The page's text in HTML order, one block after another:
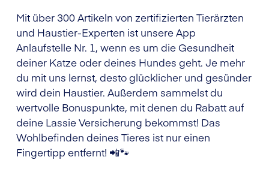
Mit über 300 Artikeln von zertifizierten Tierärzten
und Haustier-Experten ist unsere App
Anlaufstelle Nr. 1, wenn es um die Gesundheit
deiner Katze oder deines Hundes geht. Je mehr
du mit uns lernst, desto glücklicher und gesünder
wird dein Haustier. Außerdem sammelst du
wertvolle Bonuspunkte, mit denen du Rabatt auf
deine Lassie Versicherung bekommst! Das
Wohlbefinden deines Tieres ist nur einen
Fingertipp entfernt! 📲🐾